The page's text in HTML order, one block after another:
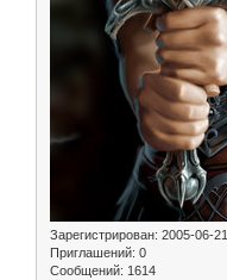
Зарегистрирован: 2005-06-21
Приглашений: 0
Сообщений: 1614